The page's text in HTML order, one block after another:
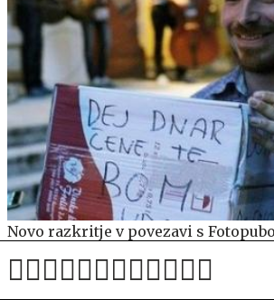
Novo razkritje v povezavi s